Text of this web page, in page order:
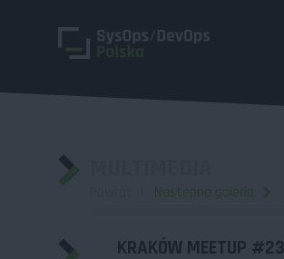
Następna galeria
KRAKÓW MEETUP #23